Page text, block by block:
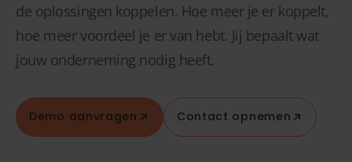
de oplossingen koppelen. Hoe meer je er koppelt,
hoe meer voordeel je er van hebt. Jij bepaalt wat
jouw onderneming nodig heeft.
Demo aanvragen Contact opnemen